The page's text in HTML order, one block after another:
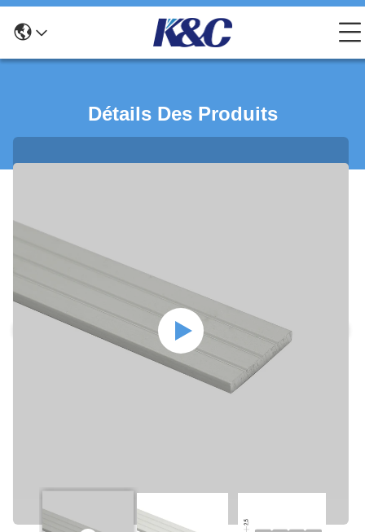
Détails Des Produits